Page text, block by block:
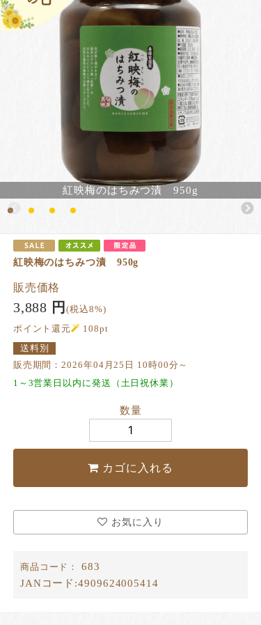
紅映梅のはちみつ漬 950g
紅映梅のはちみつ漬 950g
販売価格
3,888 円(税込8%)
ポイント還元
108pt
送料別
販売期間：2026年04月25日 10時00分～
1～3営業日以内に発送（土日祝休業）
数量
カゴに入れる
お気に入り
商品コード：
683
JANコード:4909624005414